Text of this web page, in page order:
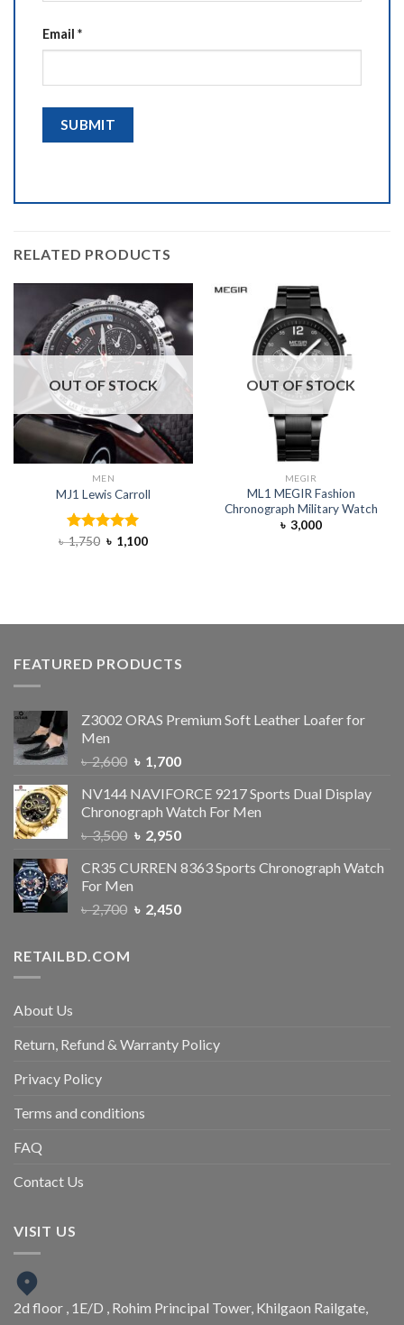
Email *
RELATED PRODUCTS
OUT OF STOCK
MEN
MJ1 Lewis Carroll
Rated5.00
৳1,750 ৳ 1,100
OUT OF STOCK
MEGIR
ML1 MEGIR Fashion
Chronograph Military Watch
৳ 3,000
FEATURED PRODUCTS
Z3002 ORAS Premium Soft Leather Loafer for
Men
৳2,600 ৳ 1,700
NV144 NAVIFORCE 9217 Sports Dual Display
Chronograph Watch For Men
৳3,500 ৳ 2,950
CR35 CURREN 8363 Sports Chronograph Watch
For Men
৳2,700 ৳ 2,450
RETAILBD.COM
About Us
Return, Refund & Warranty Policy
Privacy Policy
Terms and conditions
FAQ
Contact Us
VISIT US
2d floor , 1E/D , Rohim Principal Tower, Khilgaon Railgate,